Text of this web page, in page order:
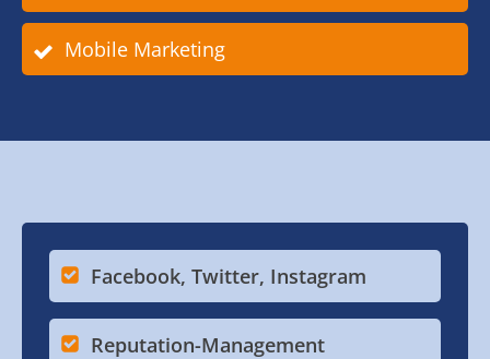
Mobile Marketing
Facebook, Twitter, Instagram
Reputation-Management